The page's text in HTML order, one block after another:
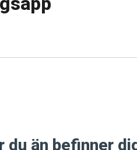
du än befinner